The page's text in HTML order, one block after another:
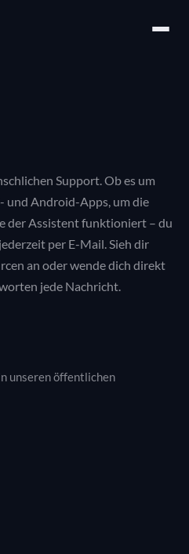
Support. Ob es um
und Android-Apps, um die
der Assistent funktioniert – du
per E-Mail. Sieh dir
an oder wende dich direkt
jede Nachricht.
unseren öffentlichen